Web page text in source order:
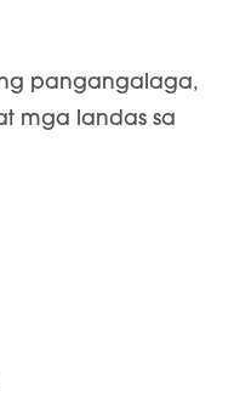
pangangalaga,
mga landas sa